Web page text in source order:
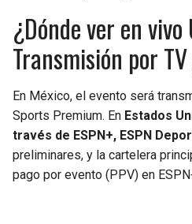
¿Dónde ver en vivo
Transmisión por
En México, el evento será
Sports Premium. En Estados
través de ESPN+, ESPN
preliminares, y la cartelera
pago por evento (PPV) en